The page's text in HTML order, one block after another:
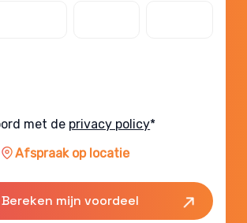
met de privacy policy*
Afspraak op locatie